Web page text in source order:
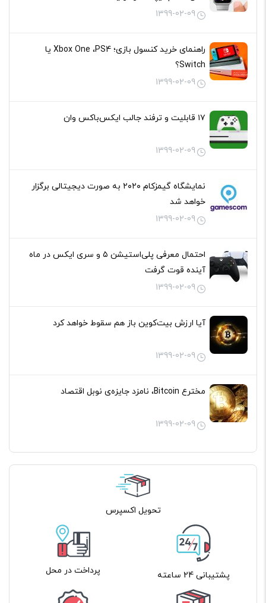
1399-02-09
راهنمای خرید کنسول بازی؛ Xbox One ،PS4 یا
Switch؟
1399-02-09
۱۷ قابلیت و ترفند جالب ایکس‌باکس وان
1399-02-09
نمایشگاه گیمزکام ۲۰۲۰ به صورت دیجیتالی برگزار
خواهد شد
1399-02-09
احتمال معرفی پلی‌استیشن ۵ و سری ایکس در ماه
آینده قوت گرفت
1399-02-09
آیا ارزش بیت‌کوین باز هم سقوط خواهد کرد
1399-02-09
مخترع Bitcoin، نامزد جایزه‌ی نوبل اقتصاد
1399-02-09
تحویل اکسپرس
پشتیبانی 24 ساعته پرداخت در محل